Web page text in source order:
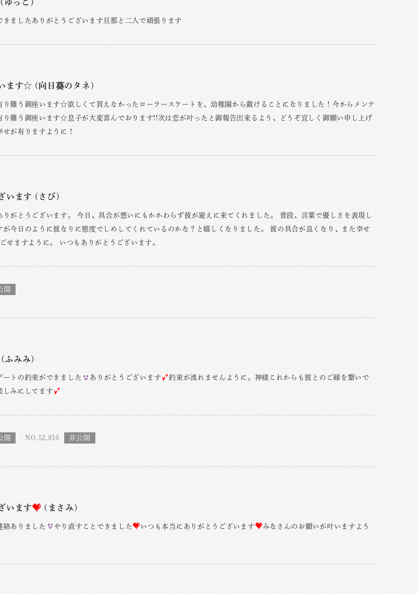
ゆっこ)
きましたありがとうございます旦那と二人で頑張ります
ます☆ (向日葵のタネ)
り難う御座います☆欲しくて買えなかったローラースケートを、幼稚園から戴けることになりました！今からメンテ
り難う御座います☆息子が大変喜んでおります!!次は恋が叶ったと御報告出来るよう、どうぞ宜しく御願い申し上げ
せが有りますように！
います (さび)
りがとうございます。 今日、具合が悪いにもかかわらず彼が迎えに来てくれました。 普段、言葉で優しさを表現し
が今日のように彼なりに態度でしめしてくれているのかな？と嬉しくなりました。 彼の具合が良くなり、また幸せ
せますように。 いつもありがとうございます。
(ふみみ)
ートの約束ができました ありがとうございます
約束が流れませんように。神様これからも彼とのご縁を繋いで
しみにしてます
NO.52,816
います (まさみ)
絡ありました やり直すことできました いつも本当にありがとうございます
みなさんのお願いが叶いますよう